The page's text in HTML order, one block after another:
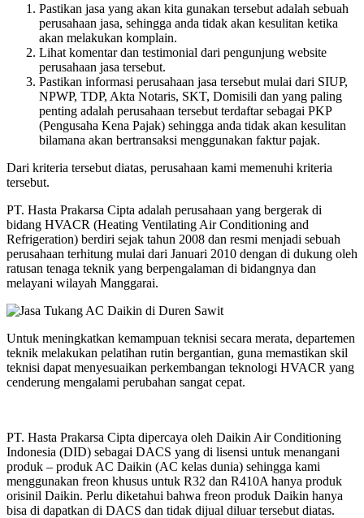
Pastikan jasa yang akan kita gunakan tersebut adalah sebuah
perusahaan jasa, sehingga anda tidak akan kesulitan ketika
akan melakukan komplain.
Lihat komentar dan testimonial dari pengunjung website
perusahaan jasa tersebut.
Pastikan informasi perusahaan jasa tersebut mulai dari SIUP,
NPWP, TDP, Akta Notaris, SKT, Domisili dan yang paling
penting adalah perusahaan tersebut terdaftar sebagai PKP
(Pengusaha Kena Pajak) sehingga anda tidak akan kesulitan
bilamana akan bertransaksi menggunakan faktur pajak.
Dari kriteria tersebut diatas, perusahaan kami memenuhi kriteria
tersebut.
PT. Hasta Prakarsa Cipta adalah perusahaan yang bergerak di
bidang HVACR (Heating Ventilating Air Conditioning and
Refrigeration) berdiri sejak tahun 2008 dan resmi menjadi sebuah
perusahaan terhitung mulai dari Januari 2010 dengan di dukung oleh
ratusan tenaga teknik yang berpengalaman di bidangnya dan
melayani wilayah Manggarai.
Untuk meningkatkan kemampuan teknisi secara merata, departemen
teknik melakukan pelatihan rutin bergantian, guna memastikan skil
teknisi dapat menyesuaikan perkembangan teknologi HVACR yang
cenderung mengalami perubahan sangat cepat.
PT. Hasta Prakarsa Cipta dipercaya oleh Daikin Air Conditioning
Indonesia (DID) sebagai DACS yang di lisensi untuk menangani
produk – produk AC Daikin (AC kelas dunia) sehingga kami
menggunakan freon khusus untuk R32 dan R410A hanya produk
orisinil Daikin. Perlu diketahui bahwa freon produk Daikin hanya
bisa di dapatkan di DACS dan tidak dijual diluar tersebut diatas.